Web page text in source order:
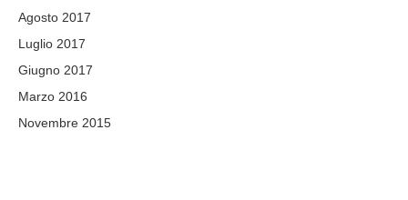
Agosto 2017
Luglio 2017
Giugno 2017
Marzo 2016
Novembre 2015